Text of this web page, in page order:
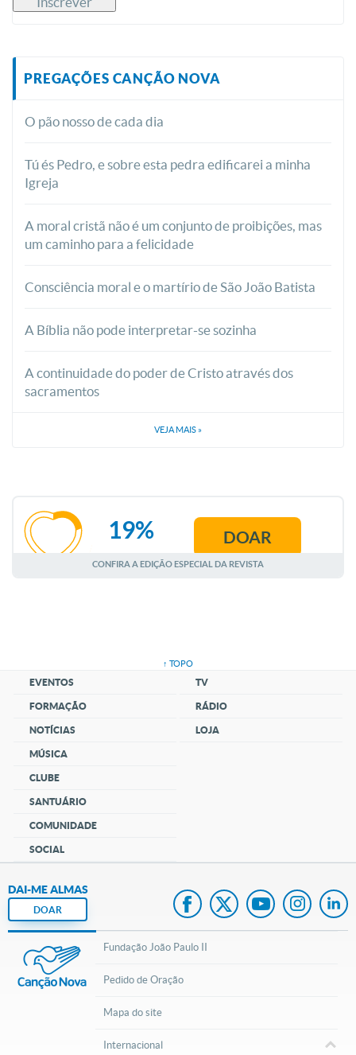
PREGAÇÕES CANÇÃO NOVA
O pão nosso de cada dia
Tú és Pedro, e sobre esta pedra edificarei a minha
Igreja
A moral cristã não é um conjunto de proibições, mas
um caminho para a felicidade
Consciência moral e o martírio de São João Batista
A Bíblia não pode interpretar-se sozinha
A continuidade do poder de Cristo através dos
sacramentos
VEJA MAIS »
AGOSTO
19% DOAR
CONFIRA A EDIÇÃO ESPECIAL DA REVISTA
↑ TOPO
EVENTOS
FORMAÇÃO
NOTÍCIAS
MÚSICA
CLUBE
SANTUÁRIO
COMUNIDADE
SOCIAL
TV
RÁDIO
LOJA
DAI-ME ALMAS
DOAR
Fundação João Paulo II
Pedido de Oração
Mapa do site
Internacional